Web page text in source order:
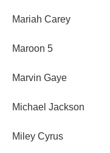
Mariah Carey
Maroon 5
Marvin Gaye
Michael Jackson
Miley Cyrus